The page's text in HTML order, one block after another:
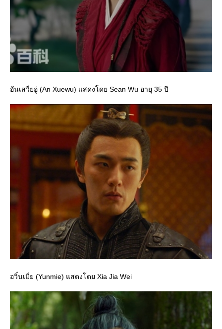
อันเสวี่ยอู่ (An Xuewu) แสดงโดย Sean Wu อายุ 35 ปี
อวิ๋นเมี่ย (Yunmie) แสดงโดย Xia Jia Wei